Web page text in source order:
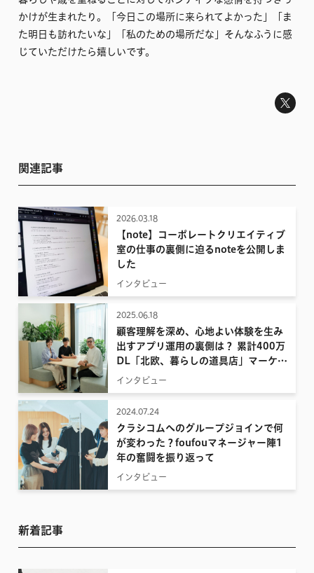
かけが生まれたり。「今日この場所に来られてよかった」「ま
た明日も訪れたいな」「私のための場所だな」そんなふうに感
じていただけたら嬉しいです。
関連記事
2026.03.18
【note】コーポレートクリエイティブ
室の仕事の裏側に迫るnoteを公開しま
した
インタビュー
2025.06.18
顧客理解を深め、心地よい体験を生み
出すアプリ運用の裏側は？ 累計400万
DL「北欧、暮らしの道具店」マーケテ
ィング担当インタビュー
インタビュー
2024.07.24
クラシコムへのグループジョインで何
が変わった？foufouマネージャー陣1
年の奮闘を振り返って
インタビュー
新着記事